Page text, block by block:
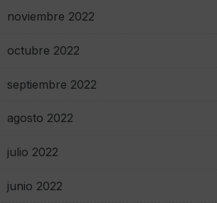
noviembre 2022
octubre 2022
septiembre 2022
agosto 2022
julio 2022
junio 2022